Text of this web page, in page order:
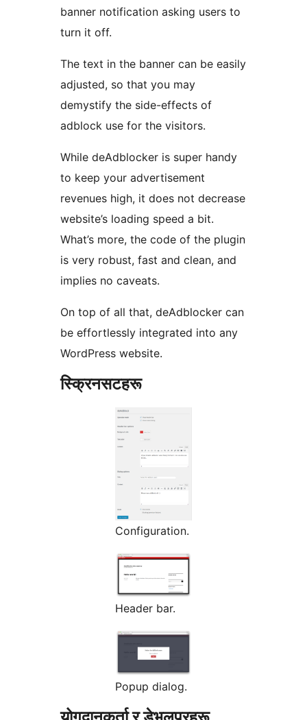
banner notification asking users to
turn it off.
The text in the banner can be easily
adjusted, so that you may
demystify the side-effects of
adblock use for the visitors.
While deAdblocker is super handy
to keep your advertisement
revenues high, it does not decrease
website’s loading speed a bit.
What’s more, the code of the plugin
is very robust, fast and clean, and
implies no caveats.
On top of all that, deAdblocker can
be effortlessly integrated into any
WordPress website.
स्क्रिनसटहरू
Configuration.
Header bar.
Popup dialog.